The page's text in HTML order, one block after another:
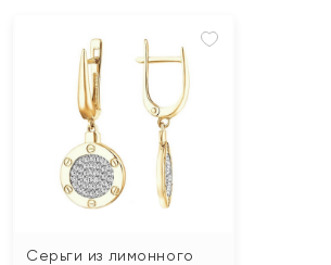
Серьги из лимонного